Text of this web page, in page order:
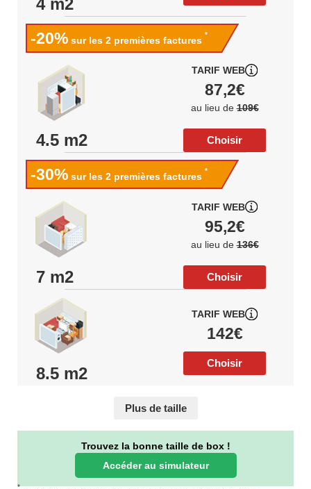
4 m2
-20% sur les 2 premières factures
*
4.5 m2
TARIF WEB
87,2€
au lieu de109€
Choisir
-30% sur les 2 premières factures
*
7 m2
TARIF WEB
95,2€
au lieu de136€
Choisir
8.5 m2
TARIF WEB
142€
Choisir
Plus de taille
Trouvez la bonne taille de box !
Accéder au simulateur
*